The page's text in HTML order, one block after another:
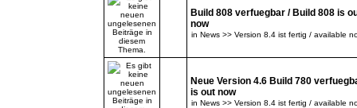
Build 808 verfuegbar / Build 808 is
now
in News >> Version 8.4 ist fertig / available
Neue Version 4.6 Build 780
is out now
in News >> Version 8.4 ist fertig / available